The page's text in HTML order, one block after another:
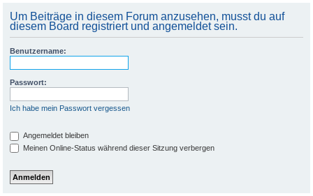
Um Beiträge in diesem Forum anzusehen, musst du auf
diesem Board registriert und angemeldet sein.
Benutzername:
Passwort:
Ich habe mein Passwort vergessen
Angemeldet bleiben
Meinen Online-Status während dieser Sitzung verbergen